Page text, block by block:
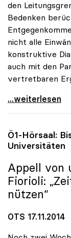
den
Bedenken
nicht alle
konstruktive
auch mit den
vertretbaren
UG-Novelle:
...weiterlesen
Ö1-Hörsaal:
Universitäten
Appell von
Fiorioli:
nützen“
OTS 17.11.2014